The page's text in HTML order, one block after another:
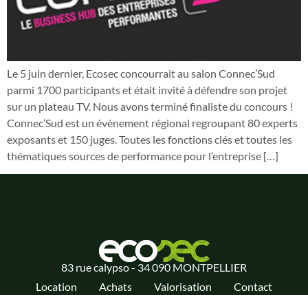
Le 5 juin dernier, Ecosec concourrait au salon Connec’Sud
parmi 1700 participants et était invité à défendre son projet
sur un plateau TV. Nous avons terminé finaliste du concours !
Connec’Sud est un évènement régional regroupant 80 experts
exposants et 150 juges. Toutes les fonctions clés et toutes les
thématiques sources de performance pour l’entreprise […]
83 rue calypso - 34 090 MONTPELLIER
Location
Achats Valorisation Contact